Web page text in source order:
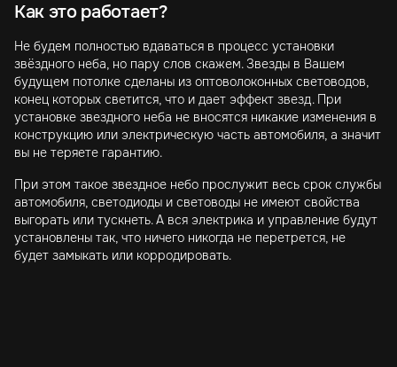
Как это работает?
Не будем полностью вдаваться в процесс установки
звёздного неба, но пару слов скажем. Звезды в Вашем
будущем потолке сделаны из оптоволоконных световодов,
конец которых светится, что и дает эффект звезд. При
установке звездного неба не вносятся никакие изменения в
конструкцию или электрическую часть автомобиля, а значит
вы не теряете гарантию.
При этом такое звездное небо прослужит весь срок службы
автомобиля, светодиоды и световоды не имеют свойства
выгорать или тускнеть. А вся электрика и управление будут
установлены так, что ничего никогда не перетрется, не
будет замыкать или корродировать.